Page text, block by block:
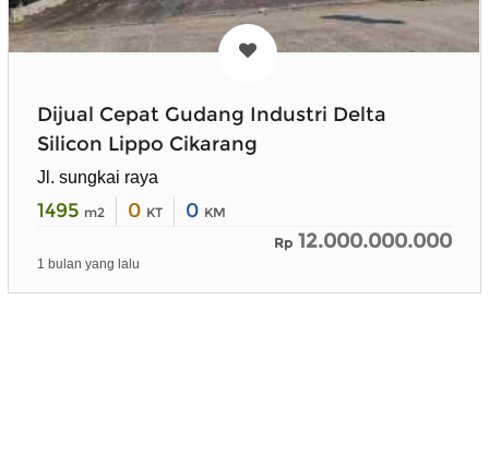
Dijual Cepat Gudang Industri Delta
Silicon Lippo Cikarang
Jl. sungkai raya
1495 m2 0 KT 0 KM
Rp 12.000.000.000
1 bulan yang lalu